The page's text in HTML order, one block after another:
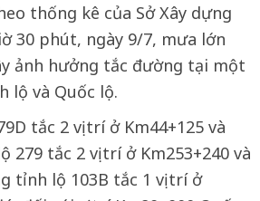
thống kê của Sở Xây dựng
30 phút, ngày 9/7, mưa lớn
ảnh hưởng tắc đường tại một
lộ và Quốc lộ.
tắc 2 vị trí ở Km44+125 và
279 tắc 2 vị trí ở Km253+240 và
tỉnh lộ 103B tắc 1 vị trí ở